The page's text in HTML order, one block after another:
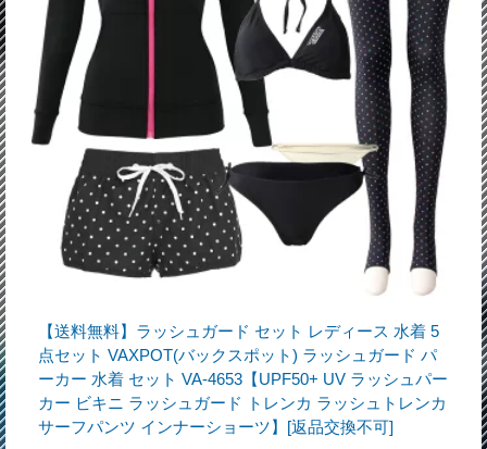
【送料無料】ラッシュガード セット レディース 水着 5
点セット VAXPOT(バックスポット) ラッシュガード パ
ーカー 水着 セット VA-4653【UPF50+ UV ラッシュパー
カー ビキニ ラッシュガード トレンカ ラッシュトレンカ
サーフパンツ インナーショーツ】[返品交換不可]